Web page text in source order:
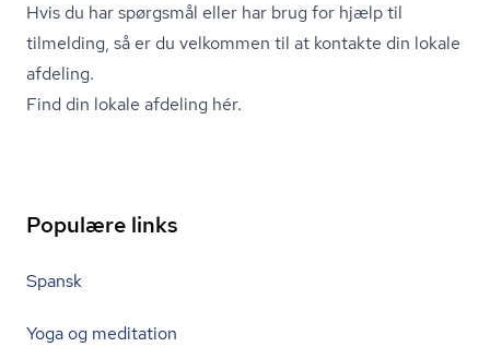
Hvis du har spørgsmål eller har brug for hjælp til
tilmelding, så er du velkommen til at kontakte din lokale
afdeling.
Find din lokale afdeling hér.
Populære links
Spansk
Yoga og meditation